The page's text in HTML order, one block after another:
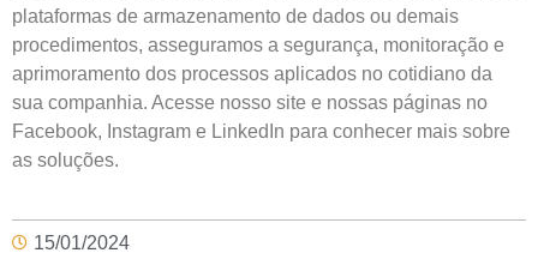
plataformas de armazenamento de dados ou demais
procedimentos, asseguramos a segurança, monitoração e
aprimoramento dos processos aplicados no cotidiano da
sua companhia. Acesse nosso site e nossas páginas no
Facebook, Instagram e LinkedIn para conhecer mais sobre
as soluções.
15/01/2024